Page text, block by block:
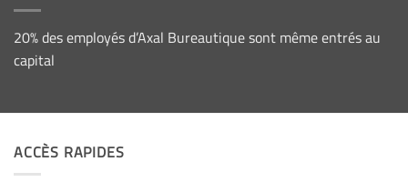
20% des employés d’Axal Bureautique sont même entrés au
capital
ACCÈS RAPIDES